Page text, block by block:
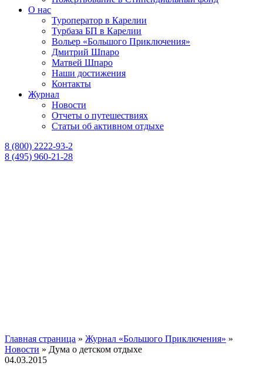
О нас
Туроператор в Карелии
Турбаза БП в Карелии
Вольер «Большого Приключения»
Дмитрий Шпаро
Матвей Шпаро
Наши достижения
Контакты
Журнал
Новости
Отчеты о путешествиях
Статьи об активном отдыхе
8 (800) 2222-93-2
8 (495) 960-21-28
Главная страница » Журнал «Большого Приключения» »
Новости » Дума о детском отдыхе
04.03.2015